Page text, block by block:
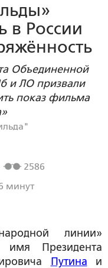
в России
Объединенной
и ЛО призвали
показ фильма
2586
минут
линии»
имя Президента
Путина и